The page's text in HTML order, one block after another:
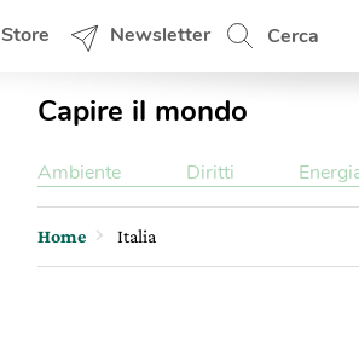
Store Newsletter Cerca
Capire il mondo
Ambiente Diritti
Home Italia